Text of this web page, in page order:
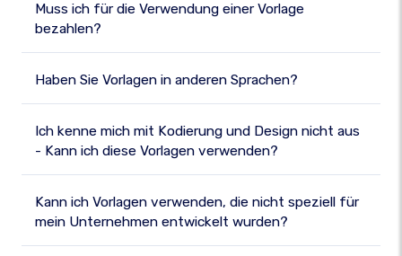
Muss ich für die Verwendung einer Vorlage
bezahlen?
Haben Sie Vorlagen in anderen Sprachen?
Ich kenne mich mit Kodierung und Design nicht aus
- Kann ich diese Vorlagen verwenden?
Kann ich Vorlagen verwenden, die nicht speziell für
mein Unternehmen entwickelt wurden?